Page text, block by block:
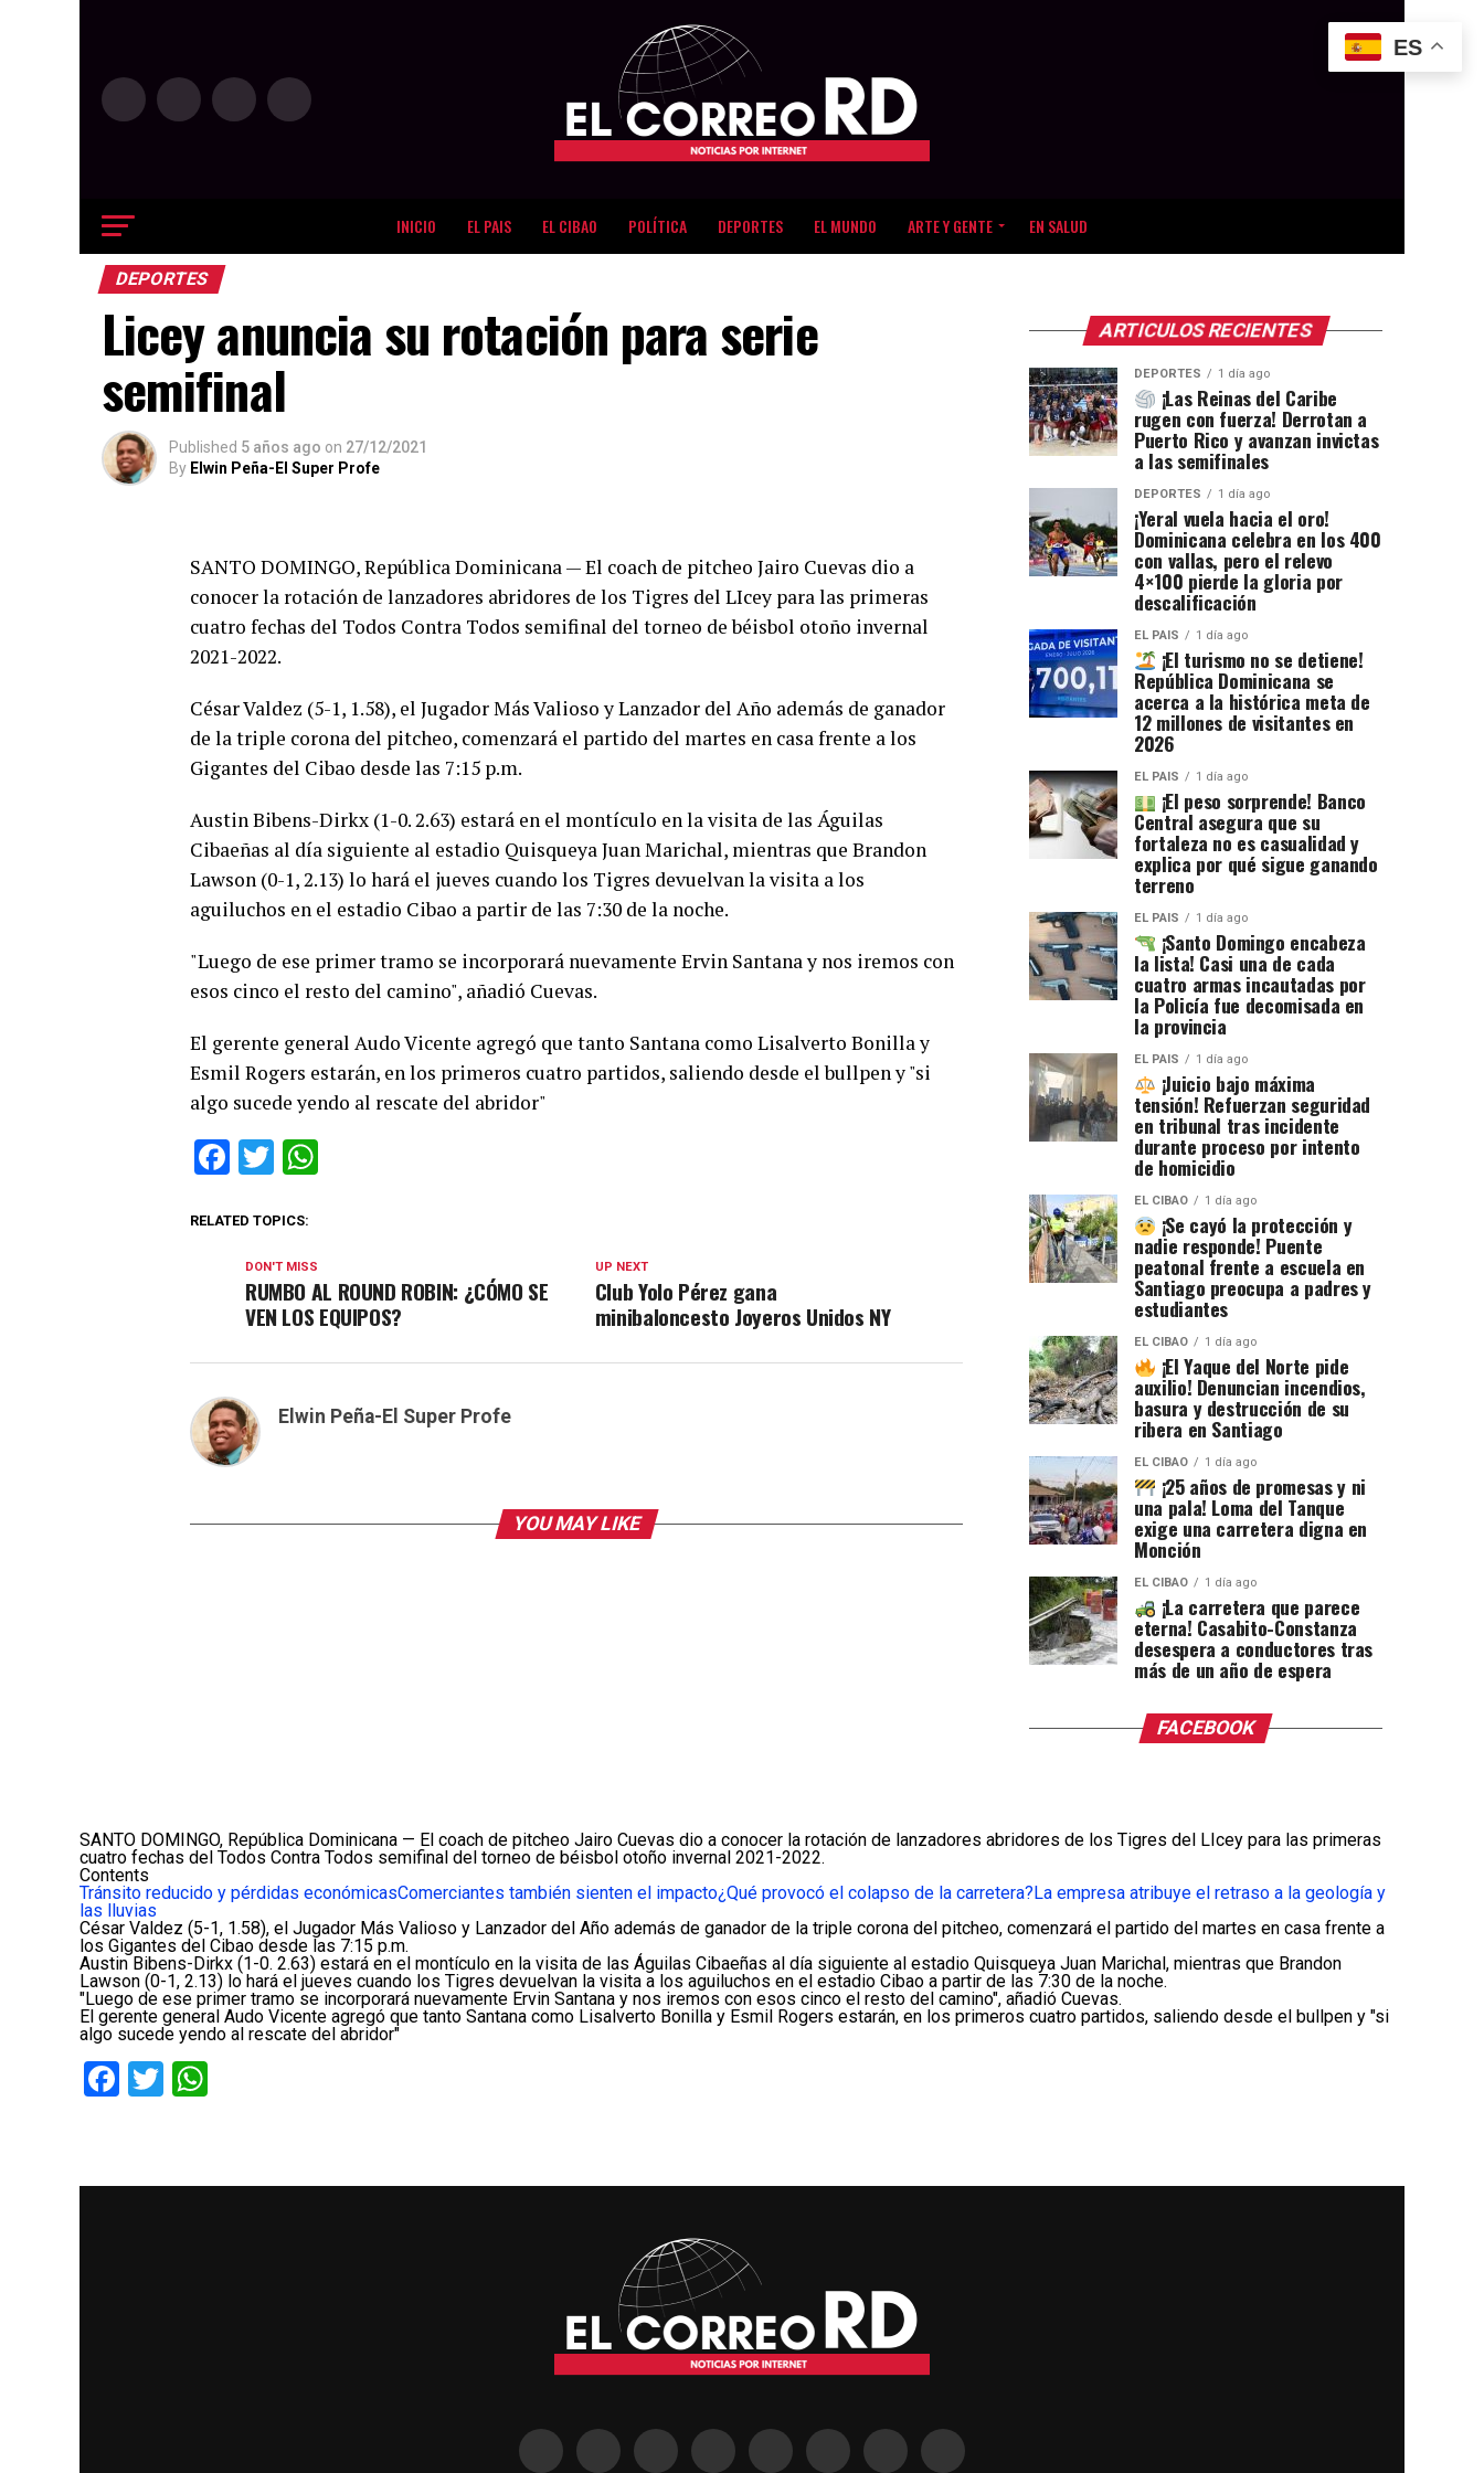
INICIO EL PAIS EL CIBAO POLÍTICA DEPORTES EL MUNDO ARTE Y GENTE EN SALUD
DEPORTES
Licey anuncia su rotación para serie
semifinal
Published 5 años ago on 27/12/2021
By Elwin Peña-El Super Profe
SANTO DOMINGO, República Dominicana — El coach de pitcheo Jairo Cuevas dio a
conocer la rotación de lanzadores abridores de los Tigres del LIcey para las primeras
cuatro fechas del Todos Contra Todos semifinal del torneo de béisbol otoño invernal
2021-2022.
César Valdez (5-1, 1.58), el Jugador Más Valioso y Lanzador del Año además de ganador
de la triple corona del pitcheo, comenzará el partido del martes en casa frente a los
Gigantes del Cibao desde las 7:15 p.m.
Austin Bibens-Dirkx (1-0. 2.63) estará en el montículo en la visita de las Águilas
Cibaeñas al día siguiente al estadio Quisqueya Juan Marichal, mientras que Brandon
Lawson (0-1, 2.13) lo hará el jueves cuando los Tigres devuelvan la visita a los
aguiluchos en el estadio Cibao a partir de las 7:30 de la noche.
"Luego de ese primer tramo se incorporará nuevamente Ervin Santana y nos iremos con
esos cinco el resto del camino", añadió Cuevas.
El gerente general Audo Vicente agregó que tanto Santana como Lisalverto Bonilla y
Esmil Rogers estarán, en los primeros cuatro partidos, saliendo desde el bullpen y "si
algo sucede yendo al rescate del abridor"
Facebook
Twitter
RELATED TOPICS:
UP NEXT
Club Yolo Pérez gana
minibaloncesto Joyeros Unidos NY
DON'T MISS
RUMBO AL ROUND ROBIN: ¿CÓMO SE
VEN LOS EQUIPOS?
Elwin Peña-El Super Profe
YOU MAY LIKE
ARTICULOS RECIENTES
DEPORTES 1 día ago
¡Las Reinas del Caribe
rugen con fuerza! Derrotan a
Puerto Rico y avanzan invictas
a las semifinales
DEPORTES 1 día ago
¡Yeral vuela hacia el oro!
Dominicana celebra en los 400
con vallas, pero el relevo
4×100 pierde la gloria por
descalificación
EL PAIS 1 día ago
¡El turismo no se detiene!
República Dominicana se
acerca a la histórica meta de
12 millones de visitantes en
2026
EL PAIS 1 día ago
¡El peso sorprende! Banco
Central asegura que su
fortaleza no es casualidad y
explica por qué sigue ganando
terreno
EL PAIS 1 día ago
¡Santo Domingo encabeza
la lista! Casi una de cada
cuatro armas incautadas por
la Policía fue decomisada en
la provincia
EL PAIS 1 día ago
¡Juicio bajo máxima
tensión! Refuerzan seguridad
en tribunal tras incidente
durante proceso por intento
de homicidio
EL CIBAO 1 día ago
¡Se cayó la protección y
nadie responde! Puente
peatonal frente a escuela en
Santiago preocupa a padres y
estudiantes
EL CIBAO 1 día ago
¡El Yaque del Norte pide
auxilio! Denuncian incendios,
basura y destrucción de su
ribera en Santiago
EL CIBAO 1 día ago
¡25 años de promesas y ni
una pala! Loma del Tanque
exige una carretera digna en
Monción
EL CIBAO 1 día ago
¡La carretera que parece
eterna! Casabito-Constanza
desespera a conductores tras
más de un año de espera
FACEBOOK
SANTO DOMINGO, República Dominicana — El coach de pitcheo Jairo Cuevas dio a conocer la rotación de lanzadores abridores de los Tigres del LIcey para las primeras
cuatro fechas del Todos Contra Todos semifinal del torneo de béisbol otoño invernal 2021-2022.
Contents
Tránsito reducido y pérdidas económicasComerciantes también sienten el impacto¿Qué provocó el colapso de la carretera? La empresa atribuye el retraso a la geología y
las lluvias
César Valdez (5-1, 1.58), el Jugador Más Valioso y Lanzador del Año además de ganador de la triple corona del pitcheo, comenzará el partido del martes en casa frente a
los Gigantes del Cibao desde las 7:15 p.m.
Austin Bibens-Dirkx (1-0. 2.63) estará en el montículo en la visita de las Águilas Cibaeñas al día siguiente al estadio Quisqueya Juan Marichal, mientras que Brandon
Lawson (0-1, 2.13) lo hará el jueves cuando los Tigres devuelvan la visita a los aguiluchos en el estadio Cibao a partir de las 7:30 de la noche.
"Luego de ese primer tramo se incorporará nuevamente Ervin Santana y nos iremos con esos cinco el resto del camino", añadió Cuevas.
El gerente general Audo Vicente agregó que tanto Santana como Lisalverto Bonilla y Esmil Rogers estarán, en los primeros cuatro partidos, saliendo desde el bullpen y "si
algo sucede yendo al rescate del abridor"
Facebook
Twitter
ES